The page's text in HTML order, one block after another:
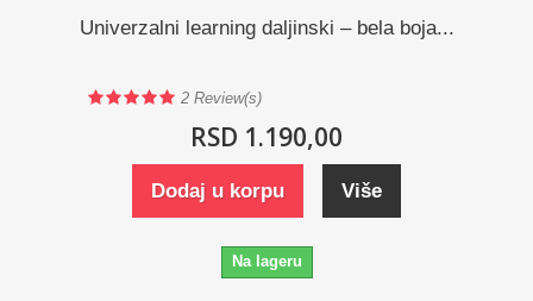
Univerzalni learning daljinski – bela boja...
2 Review(s)
RSD 1.190,00
Dodaj u korpu Više
Na lageru